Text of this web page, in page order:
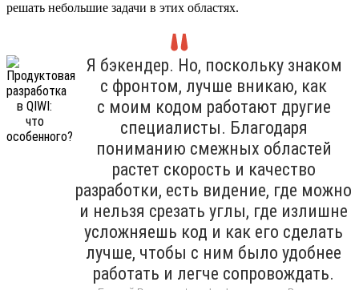
решать небольшие задачи в этих областях.
Я бэкендер. Но, поскольку знаком
с фронтом, лучше вникаю, как
с моим кодом работают другие
специалисты. Благодаря
пониманию смежных областей
растет скорость и качество
разработки, есть видение, где можно
и нельзя срезать углы, где излишне
усложняешь код и как его сделать
лучше, чтобы с ним было удобнее
работать и легче сопровождать.